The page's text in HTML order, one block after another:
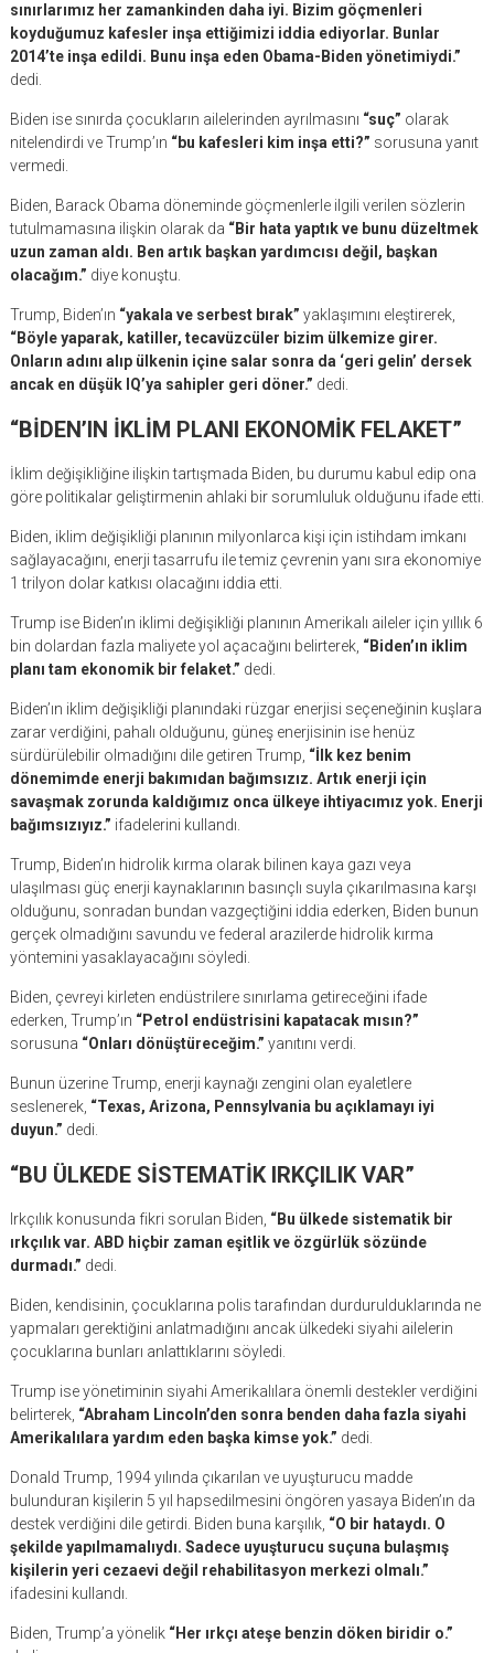
sınırlarımız her zamankinden daha iyi. Bizim göçmenleri
koyduğumuz kafesler inşa ettiğimizi iddia ediyorlar. Bunlar
2014’te inşa edildi. Bunu inşa eden Obama-Biden yönetimiydi.”
dedi.
Biden ise sınırda çocukların ailelerinden ayrılmasını “suç” olarak
nitelendirdi ve Trump’ın “bu kafesleri kim inşa etti?” sorusuna yanıt
vermedi.
Biden, Barack Obama döneminde göçmenlerle ilgili verilen sözlerin
tutulmamasına ilişkin olarak da “Bir hata yaptık ve bunu düzeltmek
uzun zaman aldı. Ben artık başkan yardımcısı değil, başkan
olacağım.” diye konuştu.
Trump, Biden’ın “yakala ve serbest bırak” yaklaşımını eleştirerek,
“Böyle yaparak, katiller, tecavüzcüler bizim ülkemize girer.
Onların adını alıp ülkenin içine salar sonra da ‘geri gelin’ dersek
ancak en düşük IQ’ya sahipler geri döner.” dedi.
“BİDEN’IN İKLİM PLANI EKONOMİK FELAKET”
İklim değişikliğine ilişkin tartışmada Biden, bu durumu kabul edip ona
göre politikalar geliştirmenin ahlaki bir sorumluluk olduğunu ifade etti.
Biden, iklim değişikliği planının milyonlarca kişi için istihdam imkanı
sağlayacağını, enerji tasarrufu ile temiz çevrenin yanı sıra ekonomiye
1 trilyon dolar katkısı olacağını iddia etti.
Trump ise Biden’ın iklimi değişikliği planının Amerikalı aileler için yıllık 6
bin dolardan fazla maliyete yol açacağını belirterek, “Biden’ın iklim
planı tam ekonomik bir felaket.” dedi.
Biden’ın iklim değişikliği planındaki rüzgar enerjisi seçeneğinin kuşlara
zarar verdiğini, pahalı olduğunu, güneş enerjisinin ise henüz
sürdürülebilir olmadığını dile getiren Trump, “İlk kez benim
dönemimde enerji bakımıdan bağımsızız. Artık enerji için
savaşmak zorunda kaldığımız onca ülkeye ihtiyacımız yok. Enerji
bağımsızıyız.” ifadelerini kullandı.
Trump, Biden’ın hidrolik kırma olarak bilinen kaya gazı veya
ulaşılması güç enerji kaynaklarının basınçlı suyla çıkarılmasına karşı
olduğunu, sonradan bundan vazgeçtiğini iddia ederken, Biden bunun
gerçek olmadığını savundu ve federal arazilerde hidrolik kırma
yöntemini yasaklayacağını söyledi.
Biden, çevreyi kirleten endüstrilere sınırlama getireceğini ifade
ederken, Trump’ın “Petrol endüstrisini kapatacak mısın?”
sorusuna “Onları dönüştüreceğim.” yanıtını verdi.
Bunun üzerine Trump, enerji kaynağı zengini olan eyaletlere
seslenerek, “Texas, Arizona, Pennsylvania bu açıklamayı iyi
duyun.” dedi.
“BU ÜLKEDE SİSTEMATİK IRKÇILIK VAR”
Irkçılık konusunda fikri sorulan Biden, “Bu ülkede sistematik bir
ırkçılık var. ABD hiçbir zaman eşitlik ve özgürlük sözünde
durmadı.” dedi.
Biden, kendisinin, çocuklarına polis tarafından durdurulduklarında ne
yapmaları gerektiğini anlatmadığını ancak ülkedeki siyahi ailelerin
çocuklarına bunları anlattıklarını söyledi.
Trump ise yönetiminin siyahi Amerikalılara önemli destekler verdiğini
belirterek, “Abraham Lincoln’den sonra benden daha fazla siyahi
Amerikalılara yardım eden başka kimse yok.” dedi.
Donald Trump, 1994 yılında çıkarılan ve uyuşturucu madde
bulunduran kişilerin 5 yıl hapsedilmesini öngören yasaya Biden’ın da
destek verdiğini dile getirdi. Biden buna karşılık, “O bir hataydı. O
şekilde yapılmamalıydı. Sadece uyuşturucu suçuna bulaşmış
kişilerin yeri cezaevi değil rehabilitasyon merkezi olmalı.”
ifadesini kullandı.
Biden, Trump’a yönelik “Her ırkçı ateşe benzin döken biridir o.”